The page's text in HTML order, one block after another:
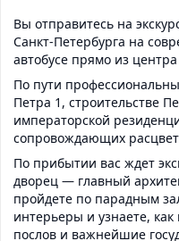
Вы отправитесь на
Санкт-Петербурга на
автобусе прямо из центра
По пути
Петра 1, строительстве
императорской
сопровождающих
По прибытии вас ждет
дворец — главный
пройдете по парадным
интерьеры и узнаете,
послов и важнейшие